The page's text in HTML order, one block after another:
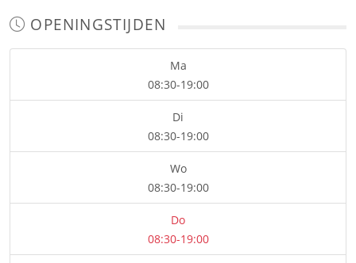
OPENINGSTIJDEN
Ma
08:30-19:00
Di
08:30-19:00
Wo
08:30-19:00
Do
08:30-19:00